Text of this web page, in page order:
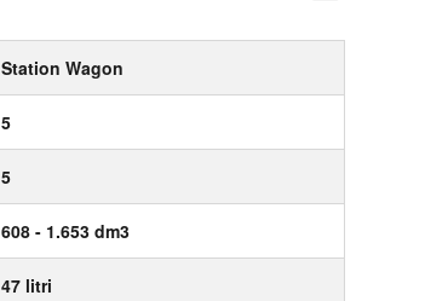
Station Wagon
5
5
608 - 1.653 dm3
47 litri